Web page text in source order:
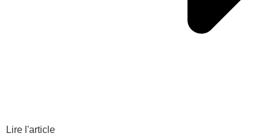
Lire l'article